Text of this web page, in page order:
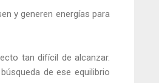
y generen energías para
tan difícil de alcanzar.
de ese equilibrio